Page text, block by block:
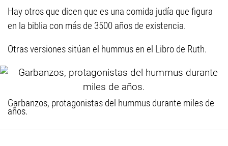
Hay otros que dicen que es una comida judía que figura
en la biblia con más de 3500 años de existencia.
Otras versiones sitúan el hummus en el Libro de Ruth.
Garbanzos, protagonistas del hummus durante miles de
años.